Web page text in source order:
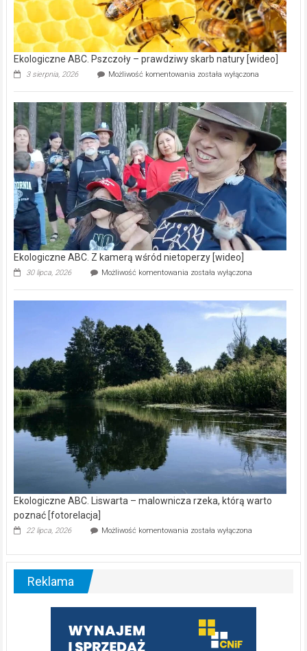
oczyszczalni
ścieków
[wideo]
Ekologiczne ABC. Pszczoły – prawdziwy skarb natury [wideo]
3 sierpnia, 2026 Możliwość komentowania Ekologiczne
–
prawdziwy
skarb
natury
[wideo]
została wyłączona
Ekologiczne ABC. Z kamerą wśród nietoperzy [wideo]
30 lipca, 2026 Możliwość komentowania Ekologiczne
kamerą
wśród
została wyłączona
Ekologiczne ABC. Liswarta – malownicza rzeka, którą warto
poznać [fotorelacja]
22 lipca, 2026 Możliwość komentowania Ekologiczne
–
warto
poznać
[fotorelacja]
została wyłączona
Reklama